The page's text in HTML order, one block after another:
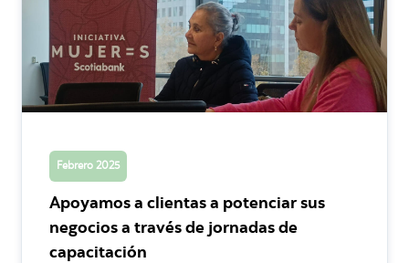
Febrero 2025
Apoyamos a clientas a potenciar sus
negocios a través de jornadas de
capacitación